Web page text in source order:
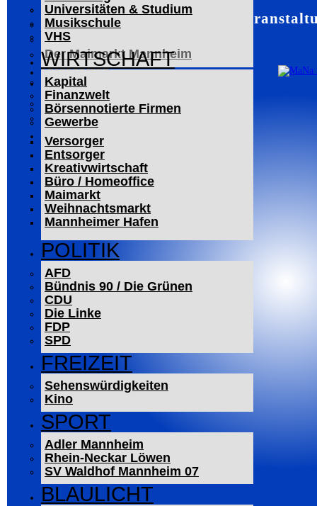
Universitäten & Studium
Musikschule
VHS
WIRTSCHAFT
Kapital
Finanzwelt
Börsennotierte Firmen
Gewerbe
Versorger
Entsorger
Kreativwirtschaft
Büro / Homeoffice
Maimarkt
Weihnachtsmarkt
Mannheimer Hafen
POLITIK
AFD
Bündnis 90 / Die Grünen
CDU
Die Linke
FDP
SPD
FREIZEIT
Sehenswürdigkeiten
Kino
SPORT
Adler Mannheim
Rhein-Neckar Löwen
SV Waldhof Mannheim 07
BLAULICHT
Der Mannheimer Wasserturm
Das Technoseum Mannheim
Die Alte Feuerwache
Der Maimarkt Mannheim
LESERBRIEFE
ARCHIV
Das Neueste
Leitartikel
WERBUNG
Mannheim –